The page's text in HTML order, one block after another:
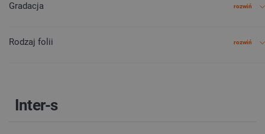
Gradacja rozwiń
Rodzaj folii rozwiń
Inter-s